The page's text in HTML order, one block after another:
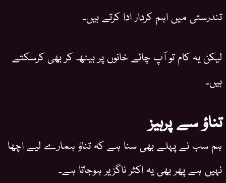
تندرستی میں اہم کردار ادا کرتے ہیں۔
لیکن یہ کام تو آپ چائے خانوں پر بیٹھ کر بھی کرسکتے
ہیں۔
تناؤ سے پرہیز
ہم سب نے پہلے بھی سنا ہے کہ تناؤ ہمارے لیے اچھا
نہیں ہے پھر بھی یہ اکثر ناگزیر ہوجاتا ہے۔